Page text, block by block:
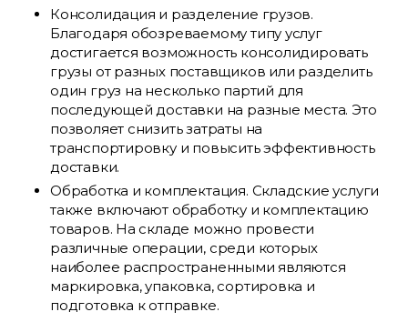
Консолидация и разделение грузов.
Благодаря обозреваемому типу услуг
достигается возможность консолидировать
грузы от разных поставщиков или разделить
один груз на несколько партий для
последующей доставки на разные места. Это
позволяет снизить затраты на
транспортировку и повысить эффективность
доставки.
Обработка и комплектация. Складские услуги
также включают обработку и комплектацию
товаров. На складе можно провести
различные операции, среди которых
наиболее распространенными являются
маркировка, упаковка, сортировка и
подготовка к отправке.